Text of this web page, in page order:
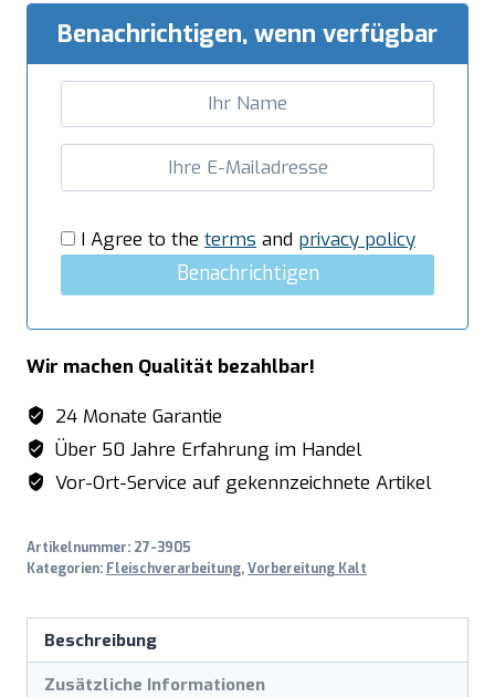
249mm
Menge
Benachrichtigen, wenn verfügbar
I Agree to the terms and privacy policy
Benachrichtigen
Wir machen Qualität bezahlbar!
24 Monate Garantie
Über 50 Jahre Erfahrung im Handel
Vor-Ort-Service auf gekennzeichnete Artikel
Artikelnummer: 27-3905
Kategorien: Fleischverarbeitung,Vorbereitung Kalt
Beschreibung
Zusätzliche Informationen